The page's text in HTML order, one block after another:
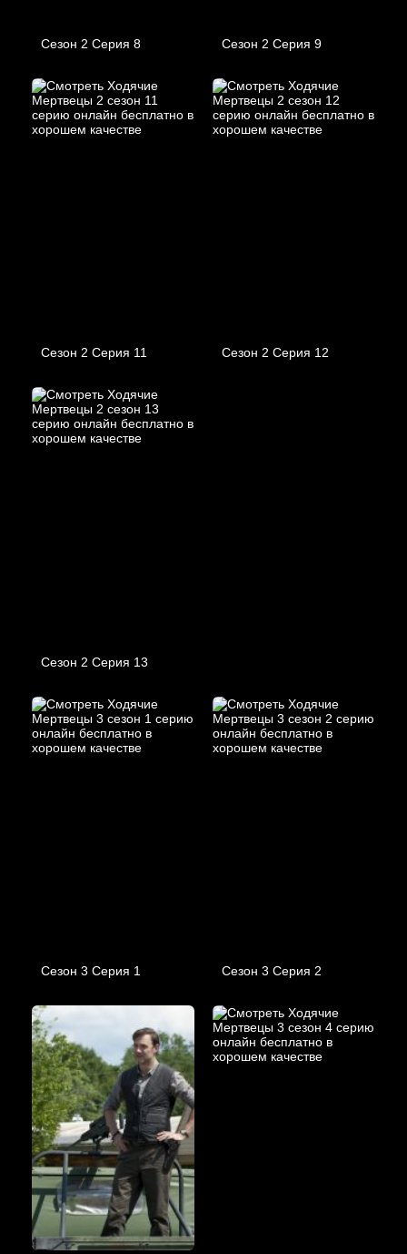
Сезон 2 Серия 8 Сезон 2 Серия 9
Сезон 2 Серия 11 Сезон 2 Серия 12
Сезон 2 Серия 13
Сезон 3 Серия 1 Сезон 3 Серия 2